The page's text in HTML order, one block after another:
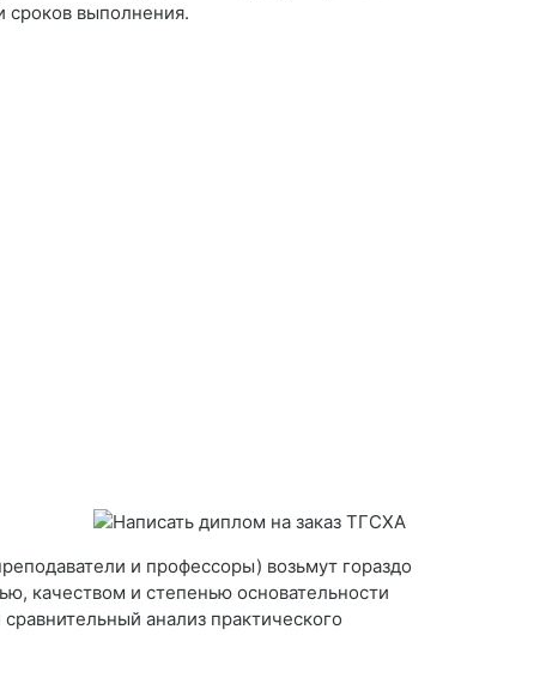
сроков выполнения.
и профессоры) возьмут гораздо
качеством и степенью основательности
анализ практического